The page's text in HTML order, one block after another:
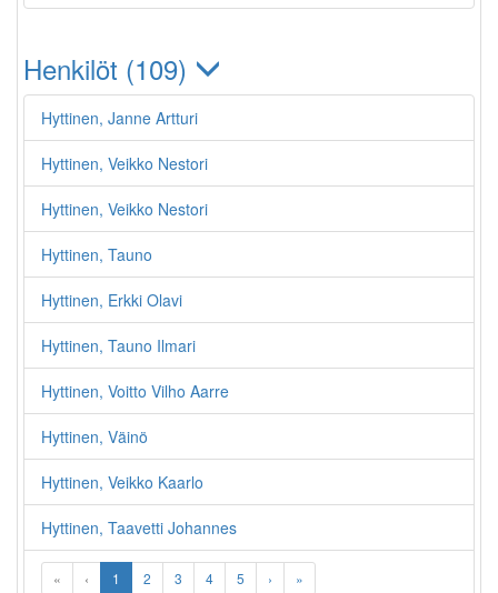
Henkilöt (109)
Hyttinen, Janne Artturi
Hyttinen, Veikko Nestori
Hyttinen, Veikko Nestori
Hyttinen, Tauno
Hyttinen, Erkki Olavi
Hyttinen, Tauno Ilmari
Hyttinen, Voitto Vilho Aarre
Hyttinen, Väinö
Hyttinen, Veikko Kaarlo
Hyttinen, Taavetti Johannes
« ‹ 1 2 3 4 5 › »